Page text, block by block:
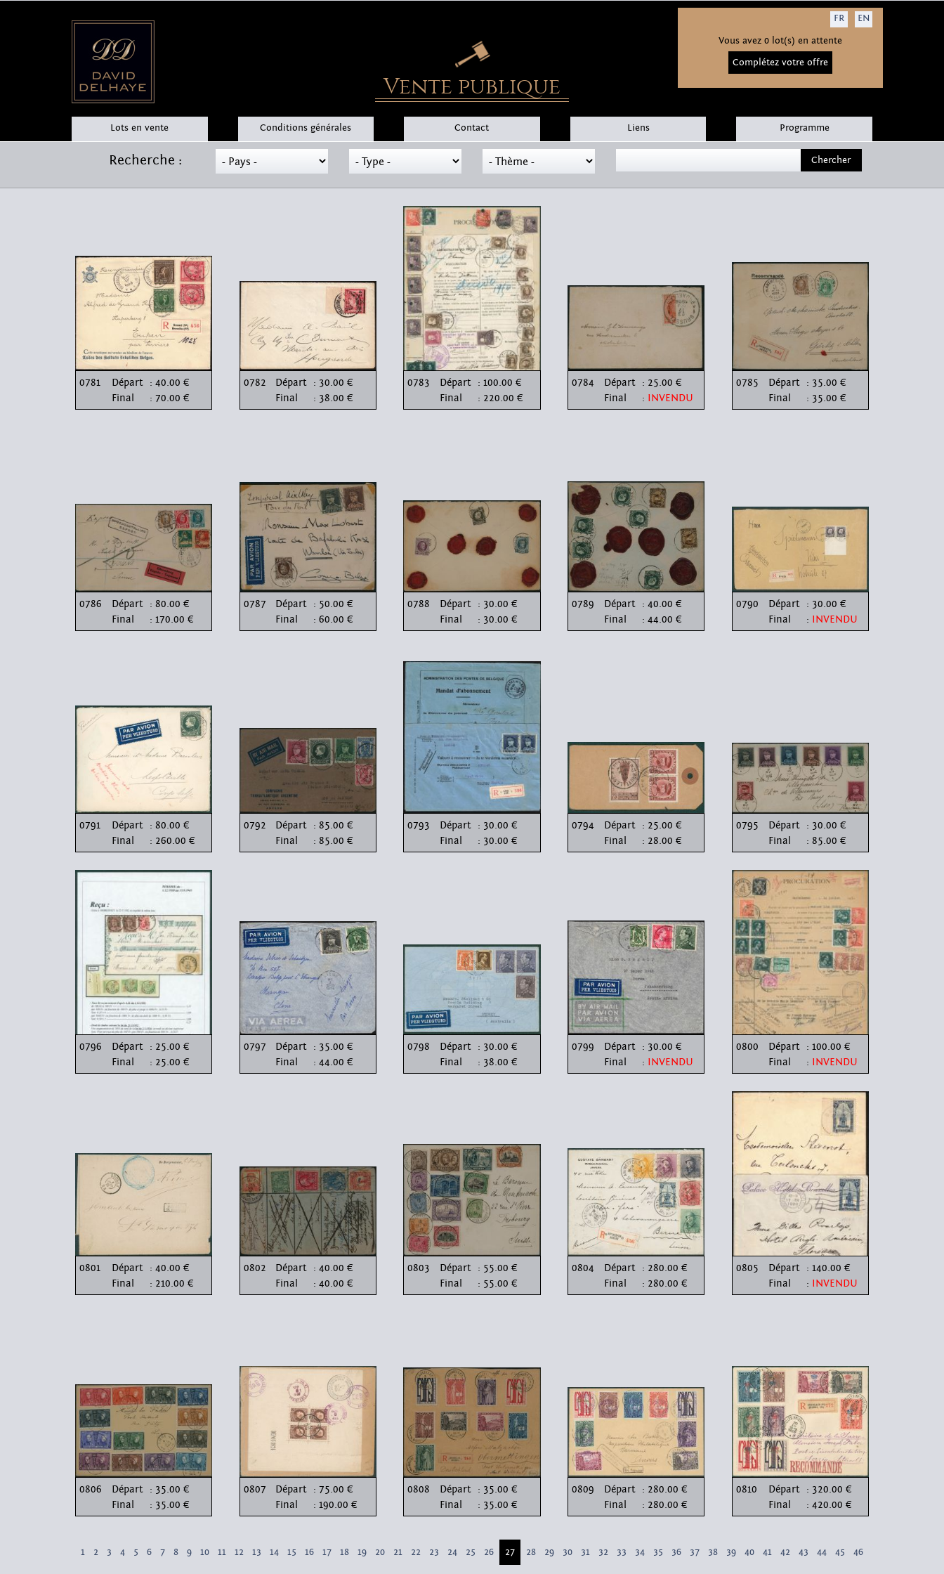
Vente publique
FR
EN
Vous avez 0 lot(s) en attente
Complétez votre offre
Lots en vente Conditions générales Contact Liens Programme
Recherche :
0781 Départ : 40.00 €
Final
: 70.00 €
0782 Départ : 30.00 €
Final
: 38.00 €
0783 Départ : 100.00 €
Final
: 220.00 €
0784 Départ : 25.00 €
Final
: INVENDU
0785 Départ : 35.00 €
Final
: 35.00 €
0786 Départ : 80.00 €
Final
: 170.00 €
0787 Départ : 50.00 €
Final
: 60.00 €
0788 Départ : 30.00 €
Final
: 30.00 €
0789 Départ : 40.00 €
Final
: 44.00 €
0790 Départ : 30.00 €
Final
: INVENDU
0791 Départ : 80.00 €
Final
: 260.00 €
0792 Départ : 85.00 €
Final
: 85.00 €
0793 Départ : 30.00 €
Final
: 30.00 €
0794 Départ : 25.00 €
Final
: 28.00 €
0795 Départ : 30.00 €
Final
: 85.00 €
0796 Départ : 25.00 €
Final
: 25.00 €
0797 Départ : 35.00 €
Final
: 44.00 €
0798 Départ : 30.00 €
Final
: 38.00 €
0799 Départ : 30.00 €
Final
: INVENDU
0800 Départ : 100.00 €
Final
: INVENDU
0801 Départ : 40.00 €
Final
: 210.00 €
0802 Départ : 40.00 €
Final
: 40.00 €
0803 Départ : 55.00 €
Final
: 55.00 €
0804 Départ : 280.00 €
Final
: 280.00 €
0805 Départ : 140.00 €
Final
: INVENDU
0806 Départ : 35.00 €
Final
: 35.00 €
0807 Départ : 75.00 €
Final
: 190.00 €
0808 Départ : 35.00 €
Final
: 35.00 €
0809 Départ : 280.00 €
Final
: 280.00 €
0810 Départ : 320.00 €
Final
: 420.00 €
1 2 3 4 5 6 7 8 9 10 11 12 13 14 15 16 17 18 19 20 21 22 23 24 25 26 27 28 29 30 31 32 33 34 35 36 37 38 39 40 41 42 43 44 45 46